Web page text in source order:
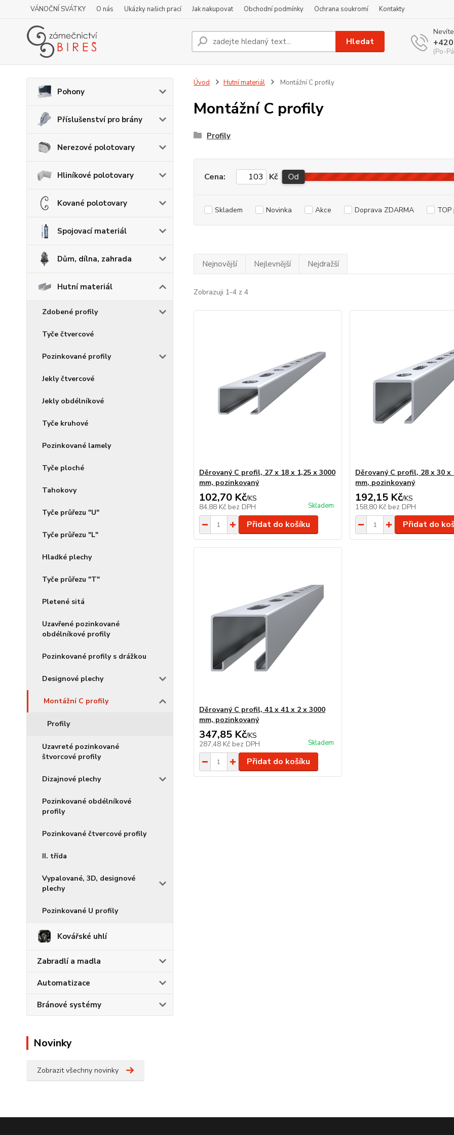
VÁNOČNÍ SVÁTKY O nás Ukázky našich prací Jak nakupovat Obchodní podmínky Ochrana soukromí Kontakty
Hledat
(Po-
Pohony
Příslušenství pro brány
Nerezové polotovary
Hliníkové polotovary
Kované polotovary
Spojovací materiál
Dům, dílna, zahrada
Hutní materiál
Zdobené profily
Tyče čtvercové
Pozinkované profily
Jekly čtvercové
Jekly obdélníkové
Tyče kruhové
Pozinkované lamely
Tyče ploché
Tahokovy
Tyče průřezu "U"
Tyče průřezu "L"
Hladké plechy
Tyče průřezu "T"
Pletené sitá
Uzavřené pozinkované
obdélníkové profily
Pozinkované profily s drážkou
Designové plechy
Montážní C profily
Profily
Uzavreté pozinkované
štvorcové profily
Dizajnové plechy
Pozinkované obdélníkové
profily
Pozinkované čtvercové profily
II. třída
Vypalované, 3D, designové
plechy
Pozinkované U profily
Kovářské uhlí
Zabradlí a madla
Automatizace
Bránové systémy
Novinky
Zobrazit všechny novinky
Úvod Hutní materiál Montážní C profily
Montážní C profily
Profily
Cena: Kč Od
Skladem Novinka Akce Doprava ZDARMA
Nejnovější Nejlevnější Nejdražší
Zobrazuji 1-4 z 4
Děrovaný C profil, 27 x 18 x 1,25 x 3000
mm, pozinkovaný
102,70 Kč/KS
84,88 Kč bez DPH Skladem
Přidat do košíku
Děrovaný C profil, 28 x 30 x
mm, pozinkovaný
192,15 Kč/KS
158,80 Kč bez DPH
Přidat do
Děrovaný C profil, 41 x 41 x 2 x 3000
mm, pozinkovaný
347,85 Kč/KS
287,48 Kč bez DPH Skladem
Přidat do košíku